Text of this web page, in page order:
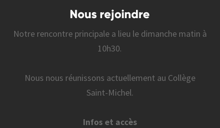
Nous rejoindre
Notre rencontre principale a lieu le dimanche matin à
10h30.
Nous nous réunissons actuellement au Collège
Saint-Michel.
Infos et accès